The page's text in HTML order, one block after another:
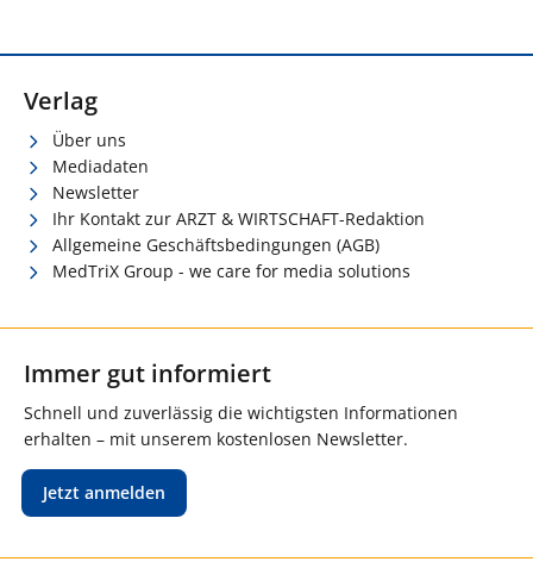
Verlag
Über uns
Mediadaten
Newsletter
Ihr Kontakt zur ARZT & WIRTSCHAFT-Redaktion
Allgemeine Geschäftsbedingungen (AGB)
MedTriX Group - we care for media solutions
Immer gut informiert
Schnell und zuverlässig die wichtigsten Informationen
erhalten – mit unserem kostenlosen Newsletter.
Jetzt anmelden